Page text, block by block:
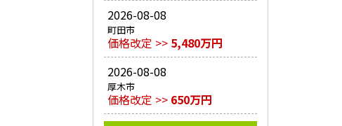
2026-08-08
町田市
価格改定 >> 5,480万円
2026-08-08
厚木市
価格改定 >> 650万円